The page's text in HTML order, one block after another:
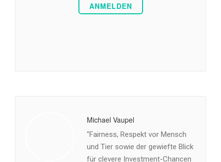
ANMELDEN
Michael Vaupel
"Fairness, Respekt vor Mensch
und Tier sowie der gewiefte Blick
für clevere Investment-Chancen